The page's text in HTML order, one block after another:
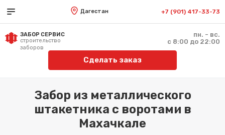
Дагестан +7 (901) 417-33-73
ЗАБОР СЕРВИС
строительство
заборов
пн. - вс.
с 8:00 до 22:00
Сделать заказ
Забор из металлического
штакетника с воротами в
Махачкале